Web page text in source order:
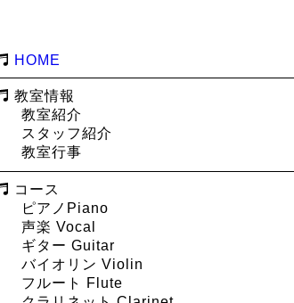
HOME
教室情報
教室紹介
スタッフ紹介
教室行事
コース
ピアノPiano
声楽 Vocal
ギター Guitar
バイオリン Violin
フルート Flute